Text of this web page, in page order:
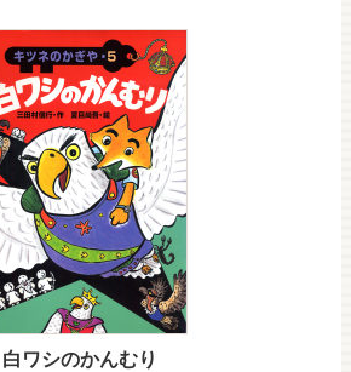
白ワシのかんむり